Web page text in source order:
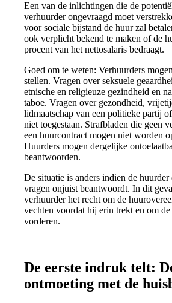
Een van de inlichtingen die de
verhuurder ongevraagd moet
voor sociale bijstand de huur zal
ook verplicht bekend te maken of de
procent van het nettosalaris bedraagt.
Goed om te weten: Verhuurders
stellen. Vragen over seksuele
etnische en religieuze gezindheid en
taboe. Vragen over gezondheid,
lidmaatschap van een politieke partij
niet toegestaan. Strafbladen die geen
een huurcontract mogen niet worden
Huurders mogen dergelijke
beantwoorden.
De situatie is anders indien de huurder
vragen onjuist beantwoordt. In dit
verhuurder het recht om de
vechten voordat hij erin trekt en om de
vorderen.
De eerste indruk telt:
ontmoeting met de